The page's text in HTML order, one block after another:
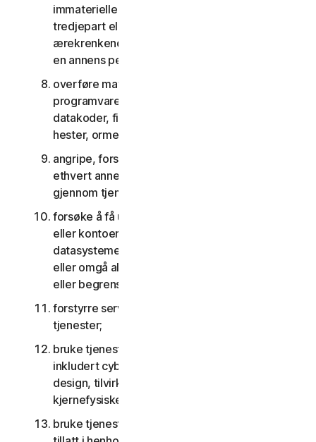
immaterielle rettigheter eller andre rettigheter til
tredjepart eller som er ulovlig, skadevoldende,
ærekrenkende, injurierende eller inngripende i
en annens personvern;
overføre materiale som inneholder
programvarevirus eller andre skadelige
datakoder, filer eller programmer, som trojanske
hester, ormer eller tidsbomber;
angripe, forstyrre, nekte tjenester tilgang til
ethvert annet nettverk, datamaskin eller node
gjennom tjenestene, på noen som helst måte;
forsøke å få uautorisert tilgang til tjenestene,
eller kontoene til andre brukere, eller
datasystemer eller nettverk koblet til tjenestene
eller omgå alle tiltak vi kan bruke for å forhindre
eller begrense tilgang til tjenestene;
forstyrre servere eller nettverk koblet til
tjenester;
bruke tjenestene til ethvert militært formål,
inkludert cyberkrigføring, utvikling av våpen,
design, tilvirkning eller produksjon av raketter,
kjernefysiske, kjemiske eller biologiske våpen;
bruke tjenestene på noen måte som ikke er